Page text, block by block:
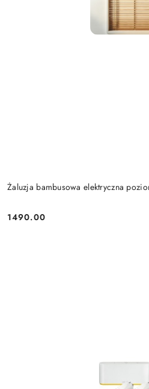
Żaluzja bambusowa elektryczna
Cena:
1490.00